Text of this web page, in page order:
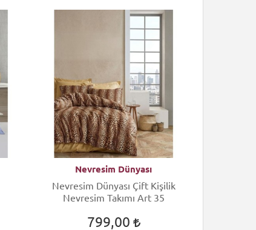
Nevresim Dünyası
Nevresim Dünyası Çift Kişilik
Nevresim Takımı Art 35
799,00